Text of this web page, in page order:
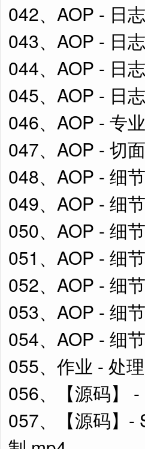
042、AOP - 日
043、AOP - 日
044、AOP - 日
045、AOP - 日
046、AOP - 专
047、AOP - 切
048、AOP - 细
049、AOP - 细
050、AOP - 细
051、AOP - 细
052、AOP - 细
053、AOP - 细
054、AOP - 细
055、作业 - 处
056、【源码】
057、【源码】-